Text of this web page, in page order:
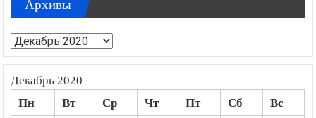
Архивы
Архивы
Декабрь 2020
Пн Вт Ср Чт Пт Сб
Вс